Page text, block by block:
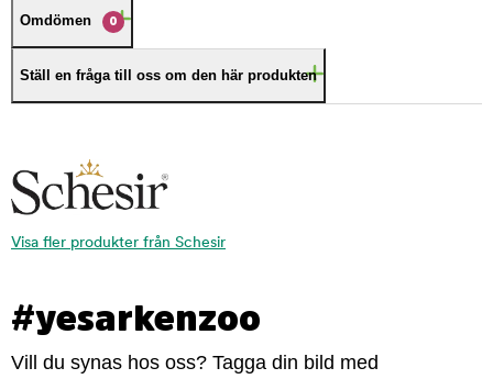
Omdömen 0
Ställ en fråga till oss om den här produkten
Visa fler produkter från Schesir
#yesarkenzoo
Vill du synas hos oss? Tagga din bild med